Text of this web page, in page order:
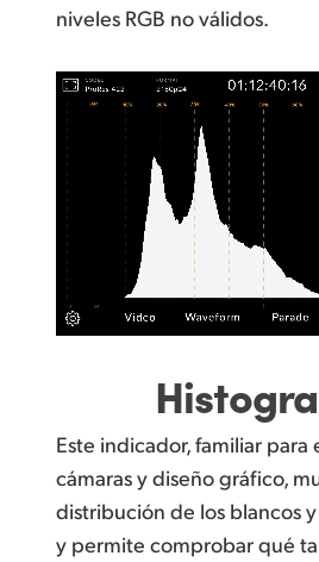
niveles RGB no válidos.
Este indicador, familiar para
cámaras y diseño gráfico,
distribución de los blancos
y permite comprobar qué